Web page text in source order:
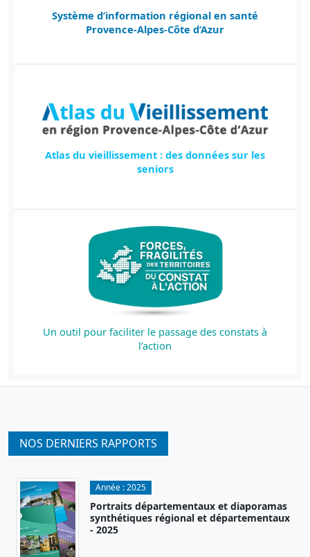
Système d’information régional en santé
Provence-Alpes-Côte d’Azur
Atlas du vieillissement : des données sur les
seniors
Un outil pour faciliter le passage des constats à
l’action
NOS DERNIERS RAPPORTS
Année :2025
Portraits départementaux et diaporamas
synthétiques régional et départementaux
- 2025